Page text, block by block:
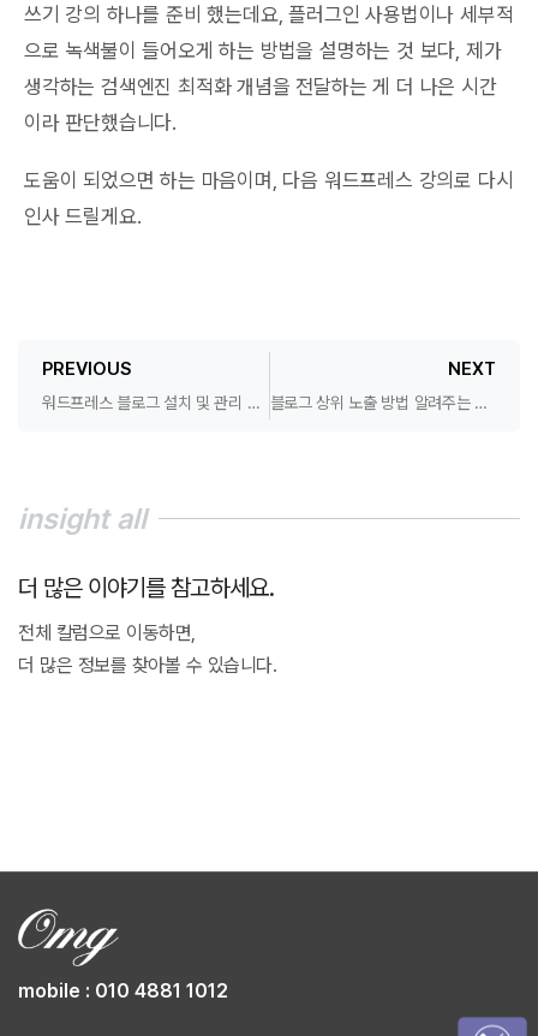
쓰기 강의 하나를 준비 했는데요, 플러그인 사용법이나 세부적
으로 녹색불이 들어오게 하는 방법을 설명하는 것 보다, 제가
생각하는 검색엔진 최적화 개념을 전달하는 게 더 나은 시간
이라 판단했습니다.
도움이 되었으면 하는 마음이며, 다음 워드프레스 강의로 다시
인사 드릴게요.
PREVIOUS
워드프레스 블로그 설치 및 관리 강의 이거면 충분
NEXT
블로그 상위 노출 방법 알려주는 게 뭐 어렵나요?
insight all
더 많은 이야기를 참고하세요.
전체 칼럼으로 이동하면,
더 많은 정보를 찾아볼 수 있습니다.
mobile : 010 4881 1012